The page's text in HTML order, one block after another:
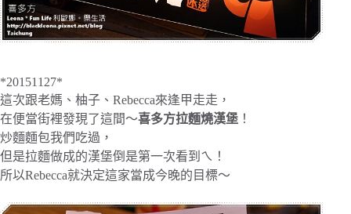
*20151127*
這次跟老媽、柚子、Rebecca來逢甲走走，
在便當街裡發現了這間～喜多方拉麵燒漢堡 ！
炒麵麵包我們吃過，
但是拉麵做成的漢堡倒是第一次看到ㄟ！
所以Rebecca就決定這家當成今晚的目標～